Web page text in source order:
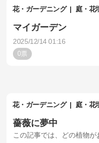
花・ガーデニング 庭・花
マイガーデン
2025/12/14 01:16
0
花・ガーデニング 庭・花
薔薇に夢中
この記事では、どの植物が